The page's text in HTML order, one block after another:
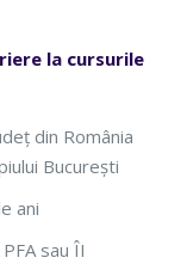
la cursurile
din România
București
ani
sau ÎI